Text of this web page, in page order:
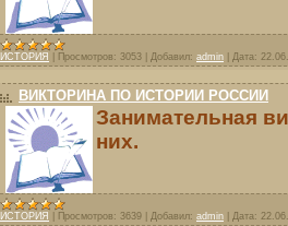
ИСТОРИЯ Просмотров: 3053 Добавил: admin Дата:
ВИКТОРИНА ПО ИСТОРИИ РОССИИ
Занимательная
них.
ИСТОРИЯ Просмотров: 3639 Добавил: admin Дата: